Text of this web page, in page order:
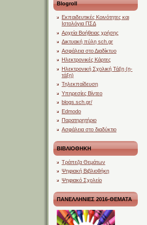
Blogroll
Εκπαιδευτικές Κοινότητες και
Ιστολόγια ΠΣΔ
Αρχεία Βοήθειας χρήσης
Δικτυακή πύλη sch.gr
Ασφάλεια στο Διαδίκτυο
Ηλεκτρονικές Κάρτες
Ηλεκτρονική Σχολική Τάξη (η-
τάξη)
Τηλεκπαίδευση
Υπηρεσίες Βίντεο
blogs.sch.gr/
Edmodo
Παρατηρητήριο
Ασφάλεια στο διαδύκτιο
ΒΙΒΛΙΟΘΗΚΗ
Τράπεζα Θεμάτων
Ψηφιακή Βιβλιοθήκη
Ψηφιακό Σχολείο
ΠΑΝΕΛΛΗΝΙΕΣ 2016-ΘΕΜΑΤΑ